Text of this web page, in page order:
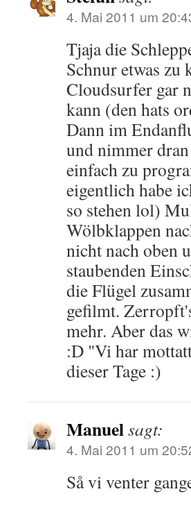
4. Mai 2011 um
Tjaja die
Schnur etwas zu
Cloudsurfer gar
kann (den hats
Dann im
und nimmer
einfach zu
eigentlich habe
so stehen lol)
Wölbklappen
nicht nach oben
staubenden
die Flügel
gefilmt.
mehr. Aber das
:D "Vi har
dieser Tage :)
Manuelsagt:
4. Mai 2011 um
Så vi venter